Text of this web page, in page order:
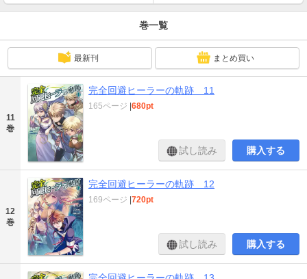
巻一覧
最新刊 まとめ買い
11
巻
完全回避ヒーラーの軌跡 11
165ページ |680pt
試し読み 購入する
12
巻
完全回避ヒーラーの軌跡 12
169ページ |720pt
試し読み 購入する